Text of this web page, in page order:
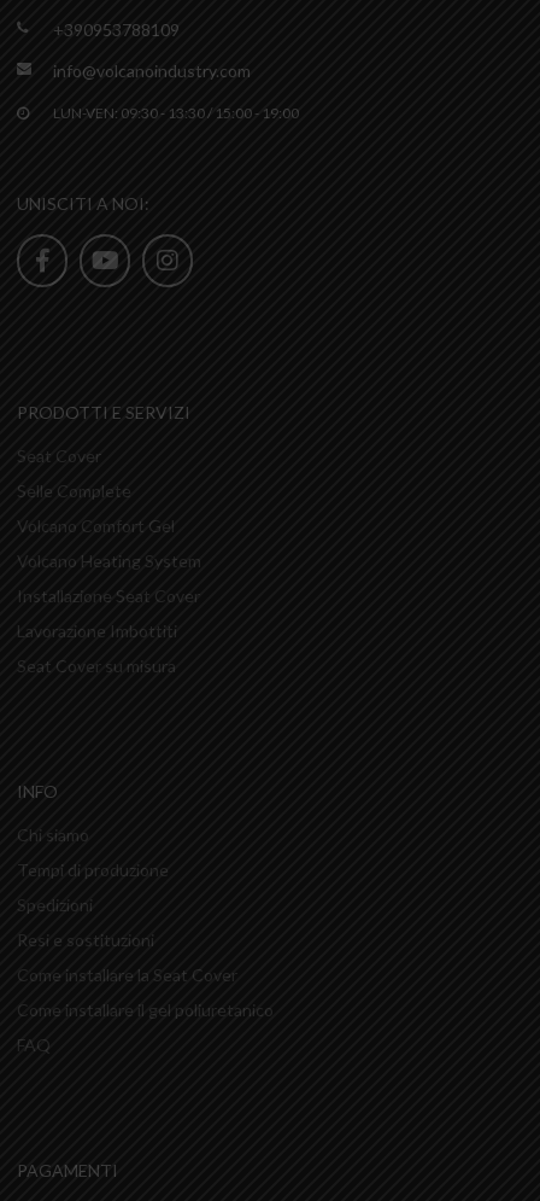
+390953788109
info@volcanoindustry.com
LUN-VEN: 09:30 - 13:30 / 15:00 - 19:00
UNISCITI A NOI:
PRODOTTI E SERVIZI
Seat Cover
Selle Complete
Volcano Comfort Gel
Volcano Heating System
Installazione Seat Cover
Lavorazione Imbottiti
Seat Cover su misura
INFO
Chi siamo
Tempi di produzione
Spedizioni
Resi e sostituzioni
Come installare la Seat Cover
Come installare il gel poliuretanico
FAQ
PAGAMENTI